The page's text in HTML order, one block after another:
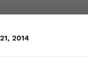
2014